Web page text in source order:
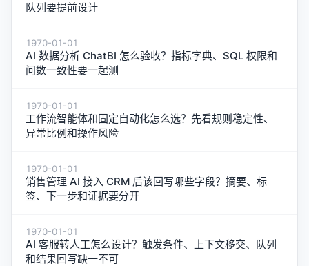
队列要提前设计
1970-01-01
AI 数据分析 ChatBI 怎么验收？指标字典、SQL 权限和
问数一致性要一起测
1970-01-01
工作流智能体和固定自动化怎么选？先看规则稳定性、
异常比例和操作风险
1970-01-01
销售管理 AI 接入 CRM 后该回写哪些字段？摘要、标
签、下一步和证据要分开
1970-01-01
AI 客服转人工怎么设计？触发条件、上下文移交、队列
和结果回写缺一不可